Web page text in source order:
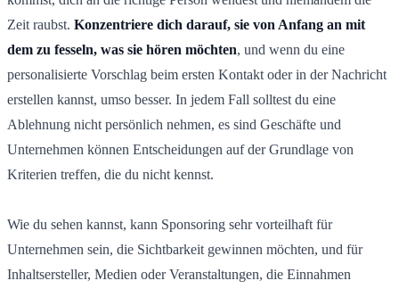
Zeit raubst. Konzentriere dich darauf, sie von Anfang an mit
dem zu fesseln, was sie hören möchten, und wenn du eine
personalisierte Vorschlag beim ersten Kontakt oder in der Nachricht
erstellen kannst, umso besser. In jedem Fall solltest du eine
Ablehnung nicht persönlich nehmen, es sind Geschäfte und
Unternehmen können Entscheidungen auf der Grundlage von
Kriterien treffen, die du nicht kennst.
Wie du sehen kannst, kann Sponsoring sehr vorteilhaft für
Unternehmen sein, die Sichtbarkeit gewinnen möchten, und für
Inhaltsersteller, Medien oder Veranstaltungen, die Einnahmen